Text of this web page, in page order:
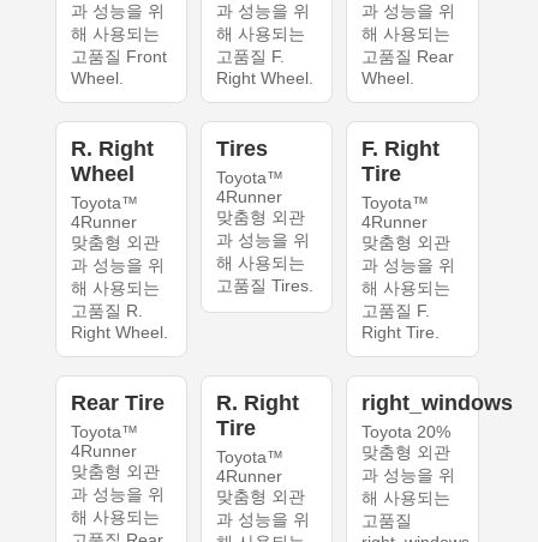
과 성능을 위
해 사용되는
고품질 Front
Wheel.
과 성능을 위
해 사용되는
고품질 F.
Right Wheel.
과 성능을 위
해 사용되는
고품질 Rear
Wheel.
R. Right
Wheel
Toyota™
4Runner
맞춤형 외관
과 성능을 위
해 사용되는
고품질 R.
Right Wheel.
Tires
Toyota™
4Runner
맞춤형 외관
과 성능을 위
해 사용되는
고품질 Tires.
F. Right
Tire
Toyota™
4Runner
맞춤형 외관
과 성능을 위
해 사용되는
고품질 F.
Right Tire.
Rear Tire
Toyota™
4Runner
맞춤형 외관
과 성능을 위
해 사용되는
R. Right
Tire
Toyota™
4Runner
맞춤형 외관
과 성능을 위
right_windows
Toyota 20%
맞춤형 외관
과 성능을 위
해 사용되는
고품질